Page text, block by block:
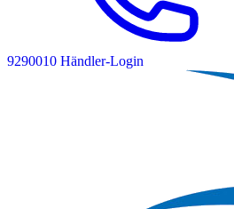
9290010 Händler-Login